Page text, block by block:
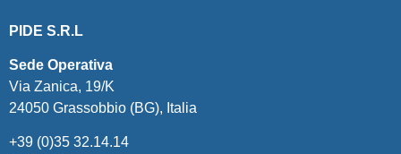
PIDE S.R.L
Sede Operativa
Via Zanica, 19/K
24050 Grassobbio (BG), Italia
+39 (0)35 32.14.14